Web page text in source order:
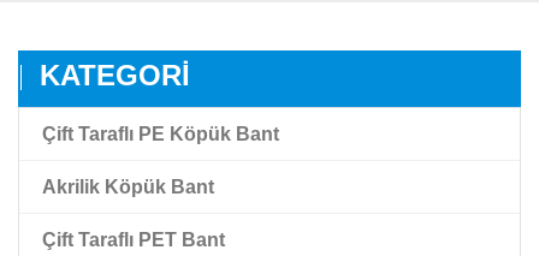
KATEGORI
Çift Taraflı PE Köpük Bant
Akrilik Köpük Bant
Akrilik Köpük Bant
Çift Taraflı PET Bant